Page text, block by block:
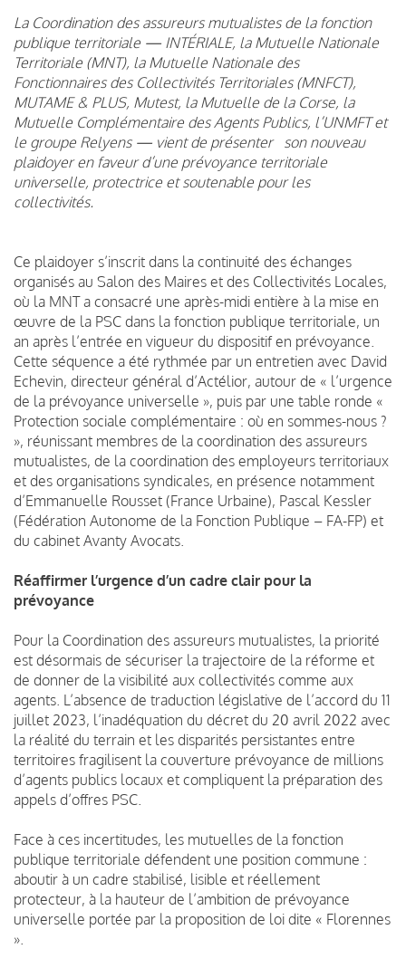
La Coordination des assureurs mutualistes de la fonction
publique territoriale — INTÉRIALE, la Mutuelle Nationale
Territoriale (MNT), la Mutuelle Nationale des
Fonctionnaires des Collectivités Territoriales (MNFCT),
MUTAME & PLUS, Mutest, la Mutuelle de la Corse, la
Mutuelle Complémentaire des Agents Publics, l’UNMFT et
le groupe Relyens — vient de présenter son nouveau
plaidoyer en faveur d’une prévoyance territoriale
universelle, protectrice et soutenable pour les
collectivités.
Ce plaidoyer s’inscrit dans la continuité des échanges
organisés au Salon des Maires et des Collectivités Locales,
où la MNT a consacré une après-midi entière à la mise en
œuvre de la PSC dans la fonction publique territoriale, un
an après l’entrée en vigueur du dispositif en prévoyance.
Cette séquence a été rythmée par un entretien avec David
Echevin, directeur général d’Actélior, autour de « l’urgence
de la prévoyance universelle », puis par une table ronde «
Protection sociale complémentaire : où en sommes-nous ?
», réunissant membres de la coordination des assureurs
mutualistes, de la coordination des employeurs territoriaux
et des organisations syndicales, en présence notamment
d’Emmanuelle Rousset (France Urbaine), Pascal Kessler
(Fédération Autonome de la Fonction Publique – FA-FP) et
du cabinet Avanty Avocats.
Réaffirmer l’urgence d’un cadre clair pour la
prévoyance
Pour la Coordination des assureurs mutualistes, la priorité
est désormais de sécuriser la trajectoire de la réforme et
de donner de la visibilité aux collectivités comme aux
agents. L’absence de traduction législative de l’accord du 11
juillet 2023, l’inadéquation du décret du 20 avril 2022 avec
la réalité du terrain et les disparités persistantes entre
territoires fragilisent la couverture prévoyance de millions
d’agents publics locaux et compliquent la préparation des
appels d’offres PSC.
Face à ces incertitudes, les mutuelles de la fonction
publique territoriale défendent une position commune :
aboutir à un cadre stabilisé, lisible et réellement
protecteur, à la hauteur de l’ambition de prévoyance
universelle portée par la proposition de loi dite « Florennes
».